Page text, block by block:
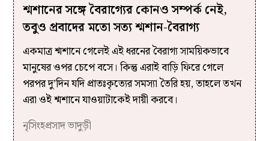
শ্মশানের সঙ্গে বৈরাগ্যের কোনও সম্পর্ক নেই,
তবুও প্রবাদের মতো সত্য শ্মশান-বৈরাগ্য
একমাত্র শ্মশানে গেলেই এই ধরনের বৈরাগ্য সাময়িকভাবে
মানুষের ওপর চেপে বসে। কিন্তু এরাই বাড়ি ফিরে গেলে
পরপর দু’দিন যদি প্রাতঃকৃত্যের সমস্যা তৈরি হয়, তাহলে তখন
এরা ওই শ্মশানে যাওয়াটাকেই দায়ী করবে।
নৃসিংহপ্রসাদ ভাদুড়ী